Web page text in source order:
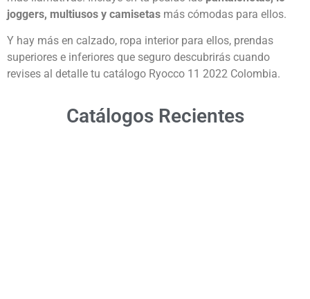
joggers, multiusos y camisetas más cómodas para ellos.
Y hay más en calzado, ropa interior para ellos, prendas
superiores e inferiores que seguro descubrirás cuando
revises al detalle tu catálogo Ryocco 11 2022 Colombia.
Catálogos Recientes